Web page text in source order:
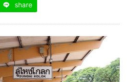
share